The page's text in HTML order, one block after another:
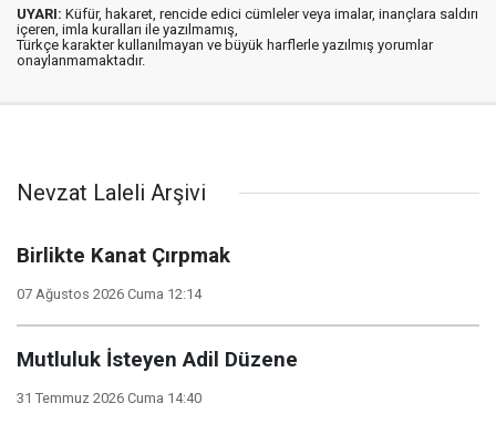
UYARI: Küfür, hakaret, rencide edici cümleler veya imalar, inançlara saldırı
içeren, imla kuralları ile yazılmamış,
Türkçe karakter kullanılmayan ve büyük harflerle yazılmış yorumlar
onaylanmamaktadır.
Nevzat Laleli Arşivi
Birlikte Kanat Çırpmak
07 Ağustos 2026 Cuma 12:14
Mutluluk İsteyen Adil Düzene
31 Temmuz 2026 Cuma 14:40